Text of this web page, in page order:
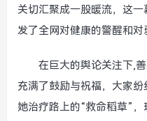
关切汇聚成一股暖流，这一
发了全网对健康的警醒和对
在巨大的舆论关注下,
充满了鼓励与祝福，大家
她治疗路上的“救命稻草”